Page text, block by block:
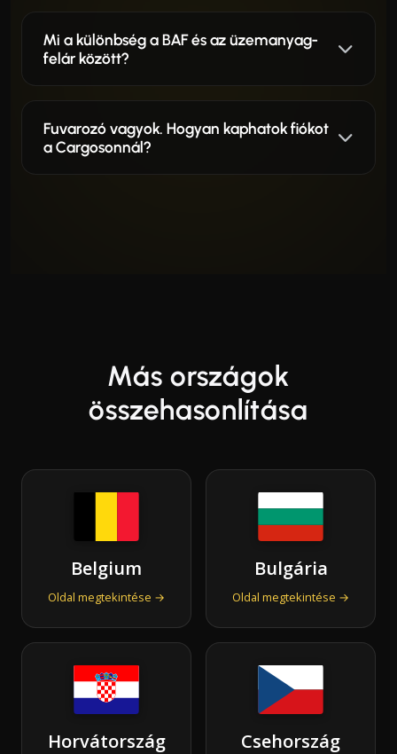
Mi a különbség a BAF és az üzemanyag-
felár között?
Fuvarozó vagyok. Hogyan kaphatok fiókot
a Cargosonnál?
Más országok
összehasonlítása
Belgium
Oldal megtekintése →
Bulgária
Oldal megtekintése →
Horvátország Csehország